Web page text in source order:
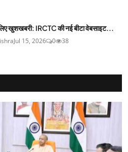
खुशखबरी: IRCTC की नई बीटा वेबसाइट...
Jul 15, 2026 0 38